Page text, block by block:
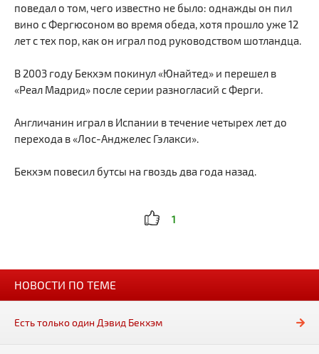
поведал о том, чего известно не было: однажды он пил
вино с Фергюсоном во время обеда, хотя прошло уже 12
лет с тех пор, как он играл под руководством шотландца.
В 2003 году Бекхэм покинул «Юнайтед» и перешел в
«Реал Мадрид» после серии разногласий с Ферги.
Англичанин играл в Испании в течение четырех лет до
перехода в «Лос-Анджелес Гэлакси».
Бекхэм повесил бутсы на гвоздь два года назад.
1
НОВОСТИ ПО ТЕМЕ
Есть только один Дэвид Бекхэм